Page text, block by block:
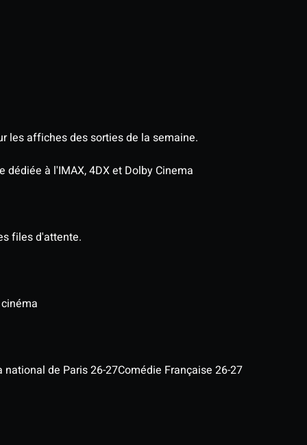
les affiches des sorties de la semaine.
à l'IMAX, 4DX et Dolby Cinema
files d'attente.
national de Paris 26-27Comédie Française 26-27